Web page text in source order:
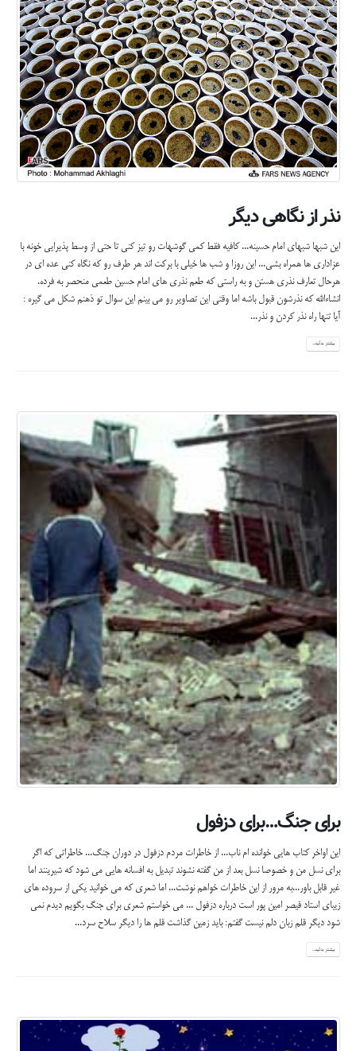
نذر از نگاهی دیگر
این شبها شبهای امام حسینه... کافیه فقط کمی گوشهات رو تیز کنی تا حتی از وسط پذیرایی خونه با
عزاداری ها همراه بشی... این روزا و شب ها خیلی با برکت اند هر طرف رو که نگاه کنی عده ای در
هرحال تعارف نذری هستن و به راستی که طعم نذری های امام حسین طعمی منحصر به فرده.
انشاءالله که نذرشون قبول باشه اما وقتی این تصاویر رو می بینم این سوال تو ذهنم شکل می گیره :
آیا تنها راه نذر کردن و نذر...
بیشتر بدانید...
برای جنگ…برای دزفول
این اواخر کتاب هایی خوانده ام ناب... از خاطرات مردم دزفول در دوران جنگ... خاطراتی که اگر
برای نسل من و خصوصا نسل بعد از من گفته نشوند تبدیل به افسانه هایی می شود که شیرینند اما
غیر قابل باور...به مرور از این خاطرات خواهم نوشت... اما شعری که می خوانید یکی از سروده های
زیبای استاد قیصر امین پور است درباره دزفول ... مى خواستم شعرى براى جنگ بگویم دیدم نمى
شود دیگر قلم زبان دلم نیست گفتم: باید زمین گذاشت قلم ها را دیگر سلاح سرد...
بیشتر بدانید...